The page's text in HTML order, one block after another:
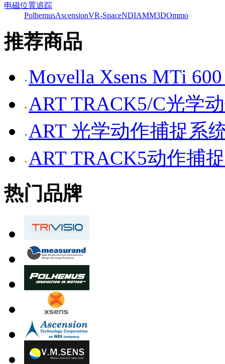
电磁位置追踪
PolhemusAscensionVR-SpaceNDIAMM3DOmmo
推荐商品
Movella Xsens MTi
ART TRACK5/C光学
ART 光学动作捕捉系
ART TRACK5动作捕
热门品牌